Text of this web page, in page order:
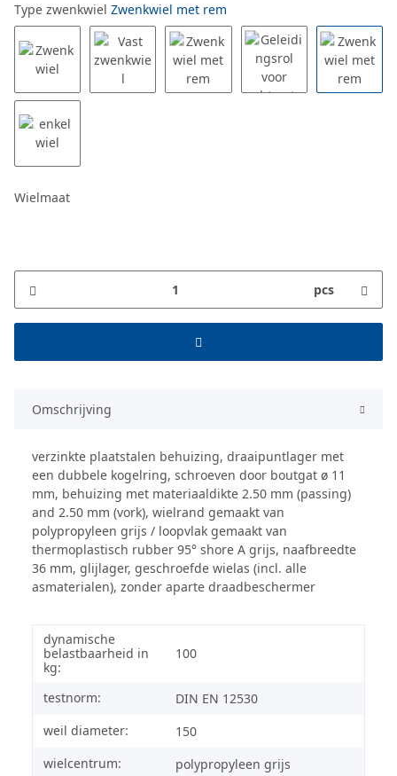
Type zwenkwiel Zwenkwiel met rem
Wielmaat
pcs
Omschrijving
verzinkte plaatstalen behuizing, draaipuntlager met
een dubbele kogelring, schroeven door boutgat ø 11
mm, behuizing met materiaaldikte 2.50 mm (passing)
and 2.50 mm (vork), wielrand gemaakt van
polypropyleen grijs / loopvlak gemaakt van
thermoplastisch rubber 95° shore A grijs, naafbreedte
36 mm, glijlager, geschroefde wielas (incl. alle
asmaterialen), zonder aparte draadbeschermer
dynamische
belastbaarheid in
kg:
100
testnorm:
DIN EN 12530
weil diameter:
150
wielcentrum:
polypropyleen grijs